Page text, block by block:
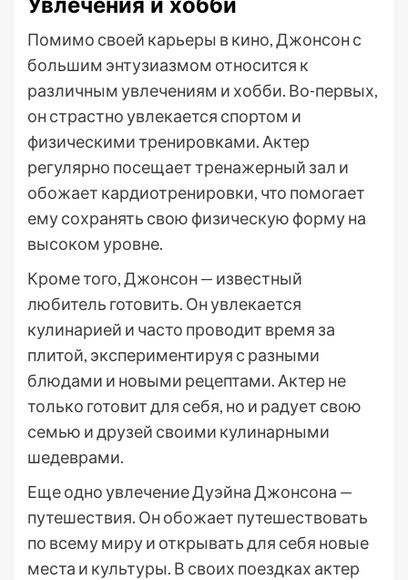
Помимо своей карьеры в кино, Джонсон с
большим энтузиазмом относится к
различным увлечениям и хобби. Во-первых,
он страстно увлекается спортом и
физическими тренировками. Актер
регулярно посещает тренажерный зал и
обожает кардиотренировки, что помогает
ему сохранять свою физическую форму на
высоком уровне.
Кроме того, Джонсон — известный
любитель готовить. Он увлекается
кулинарией и часто проводит время за
плитой, экспериментируя с разными
блюдами и новыми рецептами. Актер не
только готовит для себя, но и радует свою
семью и друзей своими кулинарными
шедеврами.
Еще одно увлечение Дуэйна Джонсона —
путешествия. Он обожает путешествовать
по всему миру и открывать для себя новые
места и культуры. В своих поездках актер